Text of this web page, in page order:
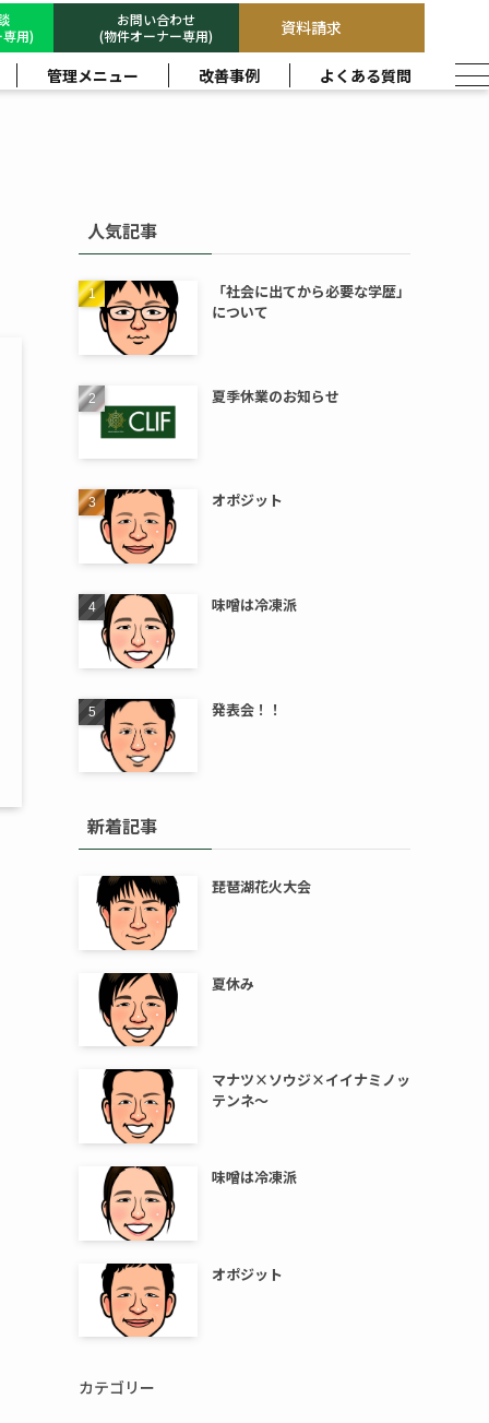
用)
お問い合わせ
(物件オーナー専用)
資料請求
管理メニュー 改善事例 よくある質問
人気記事
「社会に出てから必要な学歴」
について
夏季休業のお知らせ
オポジット
味噌は冷凍派
発表会！！
新着記事
琵琶湖花火大会
夏休み
マナツ×ソウジ×イイナミノッ
テンネ～
味噌は冷凍派
オポジット
カテゴリー